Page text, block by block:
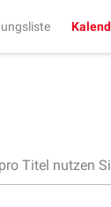
Titel nutzen